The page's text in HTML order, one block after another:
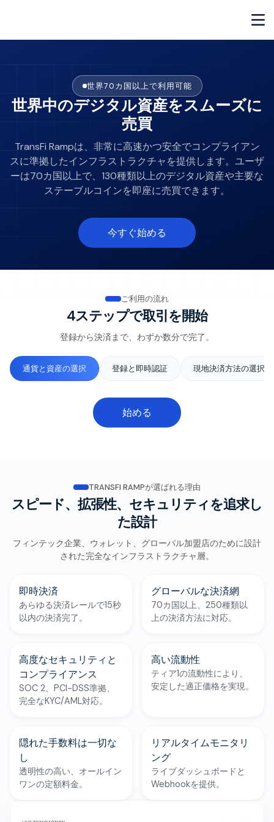
世界70カ国以上で利用可能
世界中のデジタル資産をスムーズに
売買
TransFi Rampは、非常に高速かつ安全でコンプライアン
スに準拠したインフラストラクチャを提供します。ユーザ
ーは70カ国以上で、130種類以上のデジタル資産や主要な
ステーブルコインを即座に売買できます。
今すぐ始める
ご利用の流れ
4ステップで取引を開始
登録から決済まで、わずか数分で完了。
通貨と資産の選択 登録と即時認証 現地決済方法の選択
始める
TRANSFI RAMPが選ばれる理由
スピード、拡張性、セキュリティを追求し
た設計
フィンテック企業、ウォレット、グローバル加盟店のために設計
された完全なインフラストラクチャ層。
即時決済
あらゆる決済レールで15秒
以内の決済完了。
グローバルな決済網
70カ国以上、250種類以
上の決済方法に対応。
高度なセキュリティと
コンプライアンス
SOC 2、PCI-DSS準拠、
完全なKYC/AML対応。
高い流動性
ティア1の流動性により、
安定した適正価格を実現。
隠れた手数料は一切な
し
透明性の高い、オールイン
ワンの定額料金。
リアルタイムモニタリ
ング
ライブダッシュボードと
Webhookを提供。